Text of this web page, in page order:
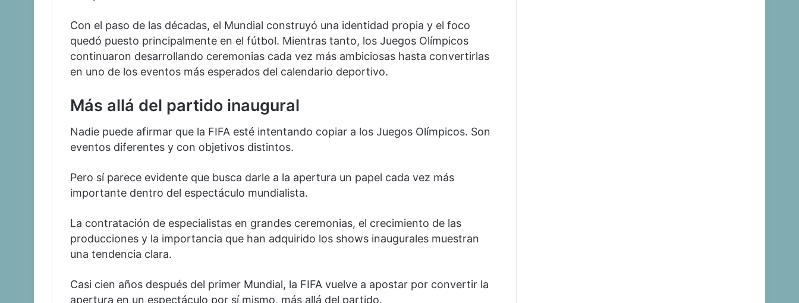
Con el paso de las décadas, el Mundial construyó una identidad propia y el foco
quedó puesto principalmente en el fútbol. Mientras tanto, los Juegos Olímpicos
continuaron desarrollando ceremonias cada vez más ambiciosas hasta convertirlas
en uno de los eventos más esperados del calendario deportivo.
Más allá del partido inaugural
Nadie puede afirmar que la FIFA esté intentando copiar a los Juegos Olímpicos. Son
eventos diferentes y con objetivos distintos.
Pero sí parece evidente que busca darle a la apertura un papel cada vez más
importante dentro del espectáculo mundialista.
La contratación de especialistas en grandes ceremonias, el crecimiento de las
producciones y la importancia que han adquirido los shows inaugurales muestran
una tendencia clara.
Casi cien años después del primer Mundial, la FIFA vuelve a apostar por convertir la
apertura en un espectáculo por sí mismo, más allá del partido.